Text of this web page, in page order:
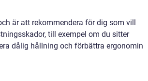
är att rekommendera för dig som vill
till exempel om du sitter
dålig hållning och förbättra ergonomin